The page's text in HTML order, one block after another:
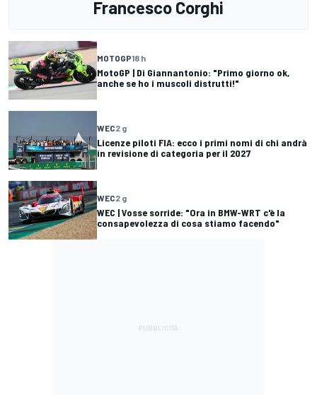
Francesco Corghi
MOTOGP18 h
MotoGP | Di Giannantonio: "Primo giorno ok,
anche se ho i muscoli distrutti!"
WEC2 g
Licenze piloti FIA: ecco i primi nomi di chi andrà
in revisione di categoria per il 2027
WEC2 g
WEC | Vosse sorride: "Ora in BMW-WRT c'è la
consapevolezza di cosa stiamo facendo"